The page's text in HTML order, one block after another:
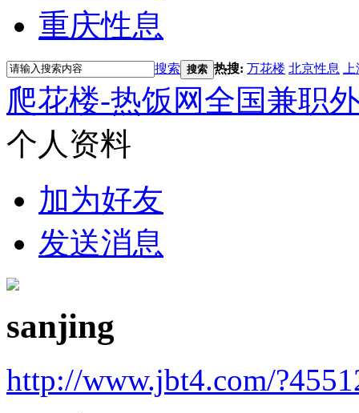
重庆性息
搜索 搜索 热搜: 万花楼 北京性息
爬花楼-热饭网全国兼职
个人资料
加为好友
发送消息
sanjing
http://www.jbt4.com/